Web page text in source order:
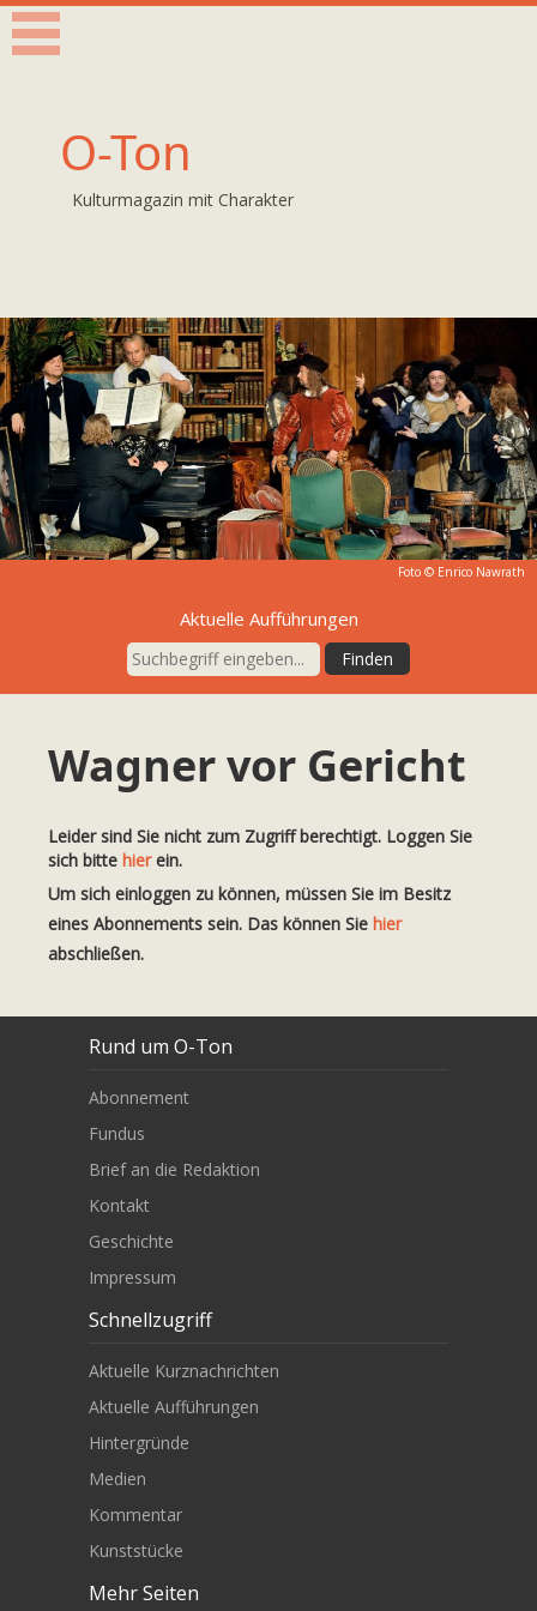
O-Ton
Kulturmagazin mit Charakter
Foto © Enrico Nawrath
Aktuelle Aufführungen
Wagner vor Gericht
Leider sind Sie nicht zum Zugriff berechtigt. Loggen Sie
sich bitte hierein.
Um sich einloggen zu können, müssen Sie im Besitz
eines Abonnements sein. Das können Sie hier
abschließen.
Rund um O-Ton
Abonnement
Fundus
Brief an die Redaktion
Kontakt
Geschichte
Impressum
Schnellzugriff
Aktuelle Kurznachrichten
Aktuelle Aufführungen
Hintergründe
Medien
Kommentar
Kunststücke
Mehr Seiten